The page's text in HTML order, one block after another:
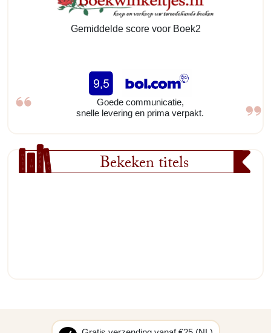
Gemiddelde score voor Boek2
Goede communicatie,
snelle levering en prima verpakt.
Bekeken titels